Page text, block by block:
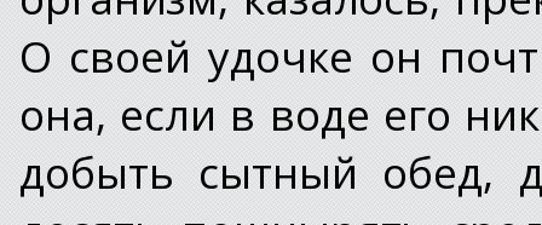
О своей удочке он
она, если в воде его
добыть сытный обед,